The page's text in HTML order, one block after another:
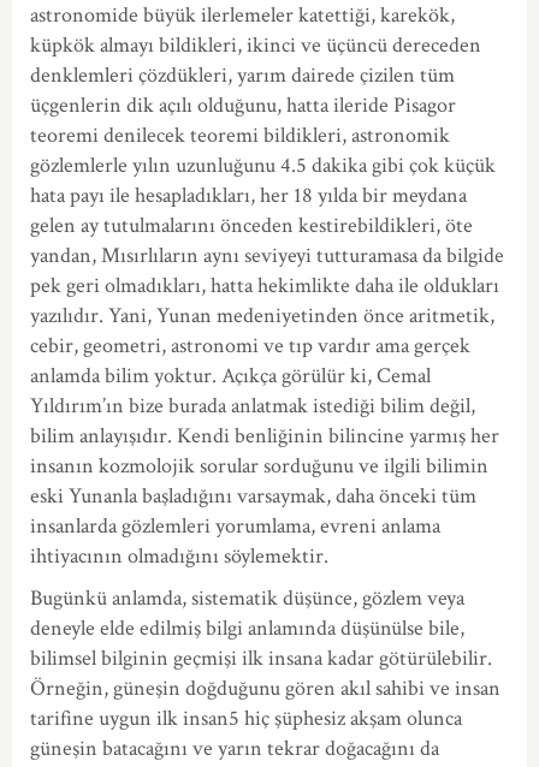
astronomide büyük ilerlemeler katettiği, karekök,
küpkök almayı bildikleri, ikinci ve üçüncü dereceden
denklemleri çözdükleri, yarım dairede çizilen tüm
üçgenlerin dik açılı olduğunu, hatta ileride Pisagor
teoremi denilecek teoremi bildikleri, astronomik
gözlemlerle yılın uzunluğunu 4.5 dakika gibi çok küçük
hata payı ile hesapladıkları, her 18 yılda bir meydana
gelen ay tutulmalarını önceden kestirebildikleri, öte
yandan, Mısırlıların aynı seviyeyi tutturamasa da bilgide
pek geri olmadıkları, hatta hekimlikte daha ile oldukları
yazılıdır. Yani, Yunan medeniyetinden önce aritmetik,
cebir, geometri, astronomi ve tıp vardır ama gerçek
anlamda bilim yoktur. Açıkça görülür ki, Cemal
Yıldırım’ın bize burada anlatmak istediği bilim değil,
bilim anlayışıdır. Kendi benliğinin bilincine yarmış her
insanın kozmolojik sorular sorduğunu ve ilgili bilimin
eski Yunanla başladığını varsaymak, daha önceki tüm
insanlarda gözlemleri yorumlama, evreni anlama
ihtiyacının olmadığını söylemektir.
Bugünkü anlamda, sistematik düşünce, gözlem veya
deneyle elde edilmiş bilgi anlamında düşünülse bile,
bilimsel bilginin geçmişi ilk insana kadar götürülebilir.
Örneğin, güneşin doğduğunu gören akıl sahibi ve insan
tarifine uygun ilk insan5 hiç şüphesiz akşam olunca
güneşin batacağını ve yarın tekrar doğacağını da